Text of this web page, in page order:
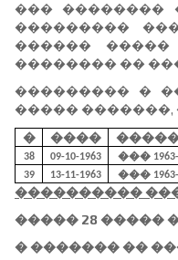
��� ��������
���������
������
�������� ��
��������� �
�����
�
����
38 09-10-1963 ��� 1963-
39 13-11-1963 ��� 1963-
����������
����� 28 �����
� ������� ��